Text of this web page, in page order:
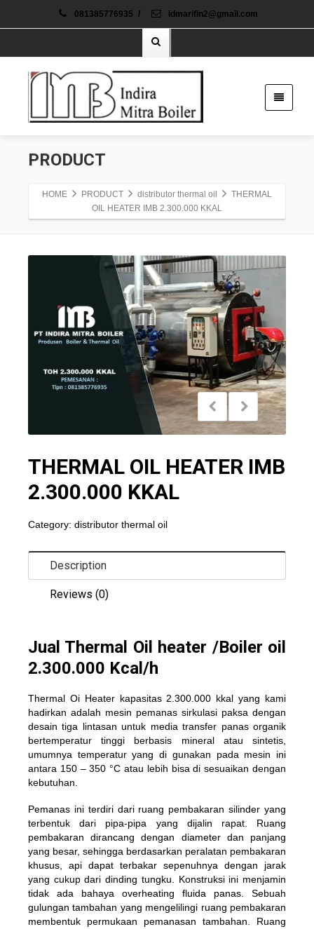
081385776935 / idmarifin2@gmail.com
PRODUCT
HOME PRODUCT distributor thermal oil
THERMAL
OIL HEATER IMB 2.300.000 KKAL
THERMAL OIL HEATER IMB
2.300.000 KKAL
Category: distributor thermal oil
Description
Reviews (0)
Jual Thermal Oil heater /Boiler oil
2.300.000 Kcal/h
Thermal Oi Heater kapasitas 2.300.000 kkal yang kami
hadirkan adalah mesin pemanas sirkulasi paksa dengan
desain tiga lintasan untuk media transfer panas organik
bertemperatur tinggi berbasis mineral atau sintetis,
umumnya temperatur yang di gunakan pada mesin ini
antara 150 – 350 °C atau lebih bisa di sesuaikan dengan
kebutuhan.
Pemanas ini terdiri dari ruang pembakaran silinder yang
terbentuk dari pipa-pipa yang dijalin rapat. Ruang
pembakaran dirancang dengan diameter dan panjang
yang besar, sehingga berdasarkan peralatan pembakaran
khusus, api dapat terbakar sepenuhnya dengan jarak
yang cukup dari dinding tungku. Konstruksi ini menjamin
tidak ada bahaya overheating fluida panas. Sebuah
gulungan tambahan yang mengelilingi ruang pembakaran
membentuk permukaan pemanasan tambahan. Ruang